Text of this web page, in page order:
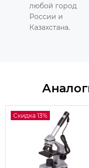
любой город
России и
Казахстана.
Скидка 13%